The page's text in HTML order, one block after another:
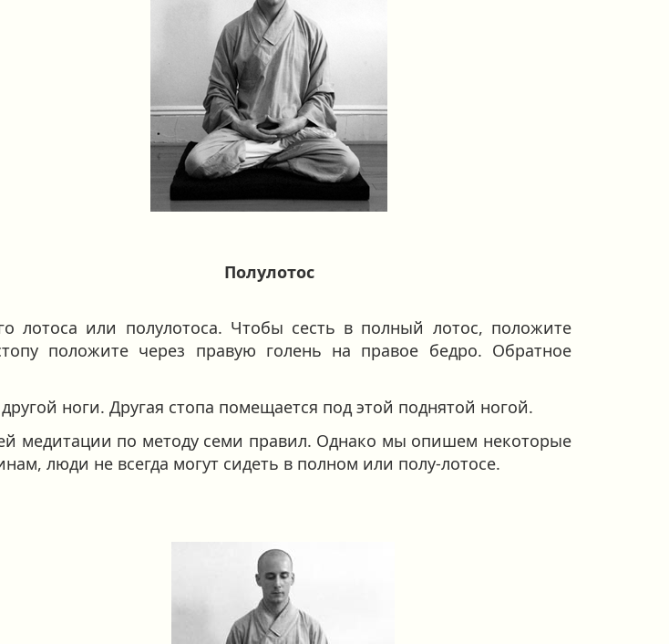
Полулотос
лотоса или полулотоса. Чтобы сесть в полный лотос, положите
положите через правую голень на правое бедро. Обратное
ноги. Другая стопа помещается под этой поднятой ногой.
медитации по методу семи правил. Однако мы опишем некоторые
люди не всегда могут сидеть в полном или полу-лотосе.